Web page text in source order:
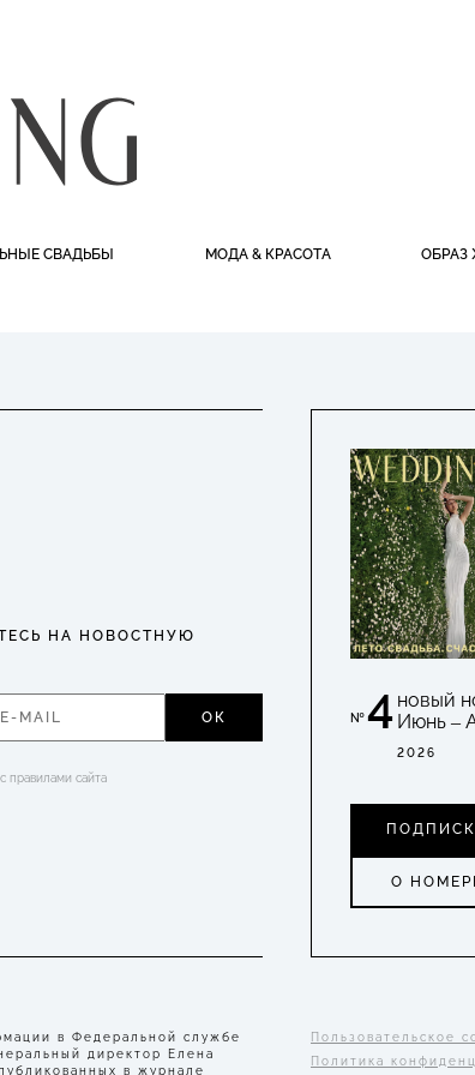
СВАДЬБЫ МОДА & КРАСОТА ОБРАЗ
НА НОВОСТНУЮ
ОК
правилами сайта
№4 новый
Июнь –
2026
О
в Федеральной службе
директор Елена
в журнале
Пользовательское
Политика